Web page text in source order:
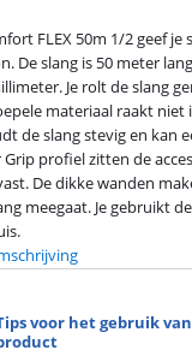
FLEX 50m 1/2 geef je
De slang is 50 meter
Je rolt de slang
materiaal raakt niet
de slang stevig en kan
profiel zitten de
De dikke wanden
meegaat. Je gebruikt
voor het gebruik